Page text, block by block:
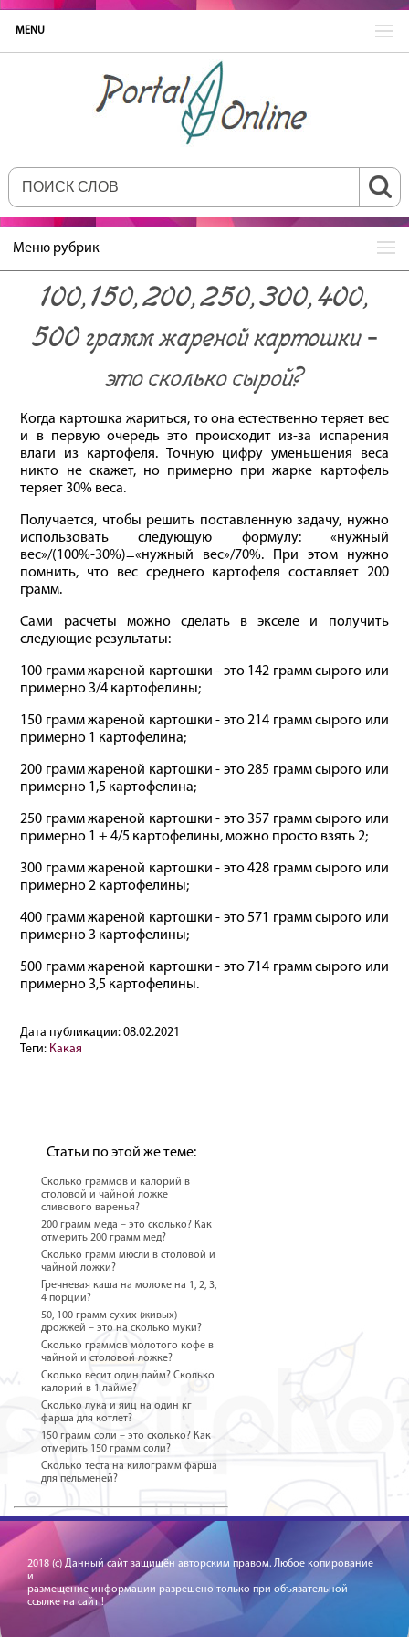
MENU
Меню рубрик
100, 150, 200, 250, 300, 400,
500 грамм жареной картошки ‐
это сколько сырой?
Когда картошка жариться, то она естественно теряет вес
и в первую очередь это происходит из-за испарения
влаги из картофеля. Точную цифру уменьшения веса
никто не скажет, но примерно при жарке картофель
теряет 30% веса.
Получается, чтобы решить поставленную задачу, нужно
использовать следующую формулу: «нужный
вес»/(100%-30%)=«нужный вес»/70%. При этом нужно
помнить, что вес среднего картофеля составляет 200
грамм.
Сами расчеты можно сделать в экселе и получить
следующие результаты:
100 грамм жареной картошки - это 142 грамм сырого или
примерно 3/4 картофелины;
150 грамм жареной картошки - это 214 грамм сырого или
примерно 1 картофелина;
200 грамм жареной картошки - это 285 грамм сырого или
примерно 1,5 картофелина;
250 грамм жареной картошки - это 357 грамм сырого или
примерно 1 + 4/5 картофелины, можно просто взять 2;
300 грамм жареной картошки - это 428 грамм сырого или
примерно 2 картофелины;
400 грамм жареной картошки - это 571 грамм сырого или
примерно 3 картофелины;
500 грамм жареной картошки - это 714 грамм сырого или
примерно 3,5 картофелины.
Дата публикации:08.02.2021
Теги: Какая
Статьи по этой же теме:
Сколько граммов и калорий в
столовой и чайной ложке
сливового варенья?
200 грамм меда – это сколько? Как
отмерить 200 грамм мед?
Сколько грамм мюсли в столовой и
чайной ложки?
Гречневая каша на молоке на 1, 2, 3,
4 порции?
50, 100 грамм сухих (живых)
дрожжей – это на сколько муки?
Сколько граммов молотого кофе в
чайной и столовой ложке?
Сколько весит один лайм? Сколько
калорий в 1 лайме?
Сколько лука и яиц на один кг
фарша для котлет?
150 грамм соли – это сколько? Как
отмерить 150 грамм соли?
Сколько теста на килограмм фарша
для пельменей?
2018 (c) Данный сайт защищён авторским правом. Любое копирование
и
размещение информации разрешено только при объязательной
ссылке на сайт !